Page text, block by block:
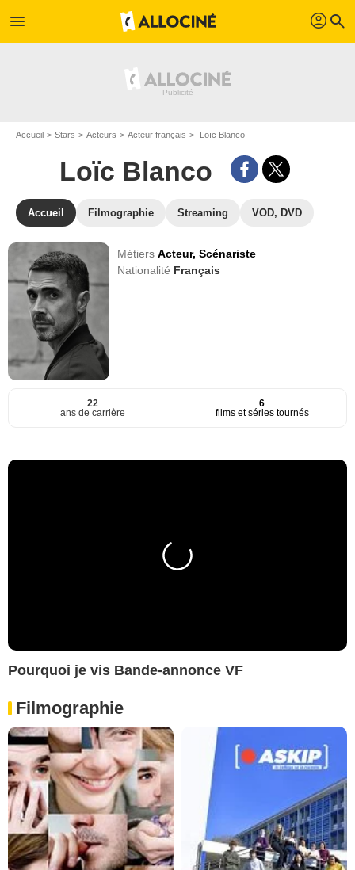
menu profil search
Accueil Stars Acteurs Acteur français Loïc Blanco
Loïc Blanco
Accueil Filmographie Streaming VOD, DVD
MétiersActeur,Scénariste
Nationalité Français
22
ans de carrière
6
films et séries tournés
Pourquoi je vis Bande-annonce VF
Filmographie